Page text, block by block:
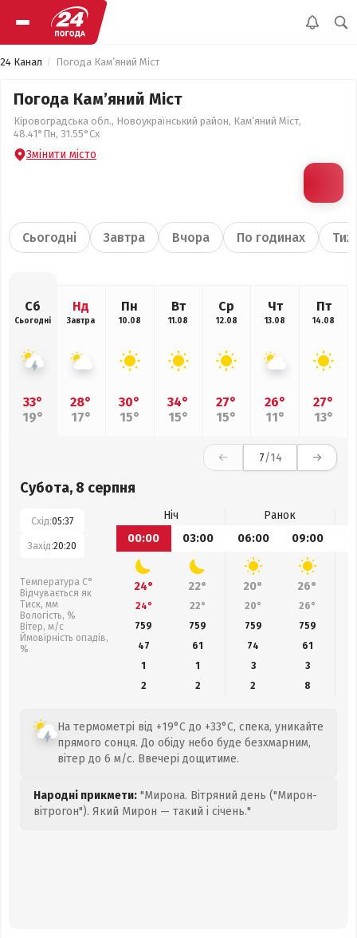
24 Канал Погода Кам’яний Міст
Погода Кам’яний Міст
Кіровоградська обл., Новоукраїнський район, Кам’яний Міст,
48.41°Пн, 31.55°Сх
Змінити місто
Сьогодні Завтра Вчора По годинах
Сб
Сьогодні
33°
19°
Нд
Завтра
28°
17°
Пн
10.08
30°
15°
Вт
11.08
34°
15°
Ср
12.08
27°
15°
Чт
13.08
26°
11°
Пт
14.08
27°
13°
7/14
Субота, 8 серпня
Схід:05:37
Захід:20:20
Температура С°
Відчувається як
Тиск, мм
Вологість, %
Вітер, м/с
Ймовірність опадів,
%
Ніч
Ранок
00:00
03:00 06:00 09:00
24° 22° 20° 26°
24° 22° 20° 26°
759
759 759 759
47
61 74
61
1
1 3
3
2
2 2 8
На термометрі від +19°C до +33°C, спека, уникайте
прямого сонця. До обіду небо буде безхмарним,
вітер до 6 м/с. Ввечері дощитиме.
Народні прикмети: "Мирона. Вітряний день ("Мирон-
вітрогон"). Який Мирон — такий і січень."